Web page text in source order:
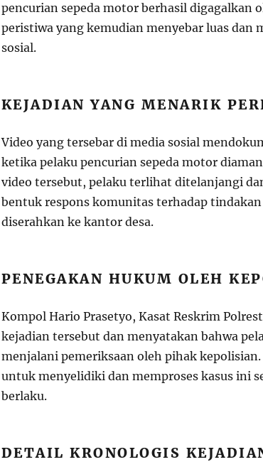
pencurian sepeda motor berhasil digagalkan
peristiwa yang kemudian menyebar luas dan
sosial.
KEJADIAN YANG MENARIK
Video yang tersebar di media sosial
ketika pelaku pencurian sepeda motor
video tersebut, pelaku terlihat ditelanjangi
bentuk respons komunitas terhadap
diserahkan ke kantor desa.
PENEGAKAN HUKUM OLEH
Kompol Hario Prasetyo, Kasat Reskrim
kejadian tersebut dan menyatakan bahwa
menjalani pemeriksaan oleh pihak
untuk menyelidiki dan memproses kasus ini
berlaku.
DETAIL KRONOLOGIS